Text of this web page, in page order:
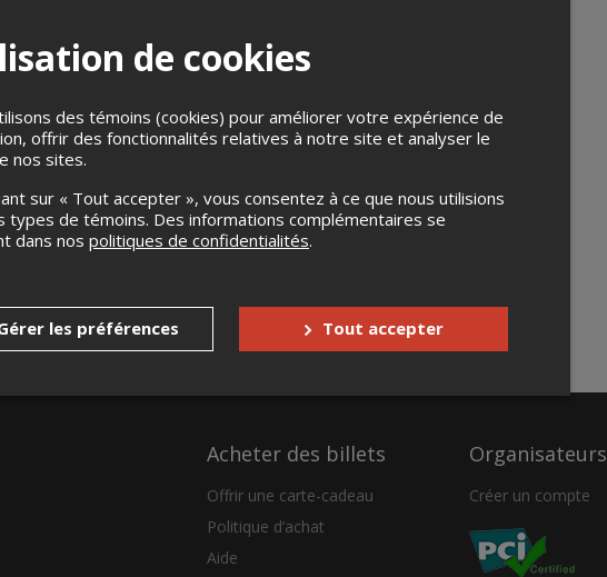
Acheter des billets
Offrir une carte-cadeau
Politique d’achat
Aide
Organisateurs
Créer un compte
de cookies
des témoins (cookies) pour améliorer votre expérience de
offrir des fonctionnalités relatives à notre site et analyser le
nos sites.
sur « Tout accepter », vous consentez à ce que nous utilisions
types de témoins. Des informations complémentaires se
dans nos politiques de confidentialités.
les préférences Tout accepter